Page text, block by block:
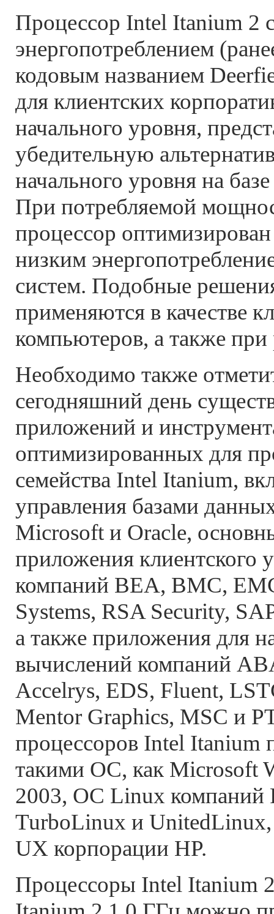
Процессор Intel Itanium 2
энергопотреблением
кодовым названием
для клиентских
начального уровня,
убедительную
начального уровня на
При потребляемой
процессор
низким
систем. Подобные
применяются в качестве
компьютеров, а также
Необходимо также
сегодняшний день
приложений и
оптимизированных для
семейства Intel Itanium,
управления базами
Microsoft и Oracle,
приложения клиентского
компаний BEA, BMC,
Systems, RSA Security,
а также приложения для
вычислений компаний
Accelrys, EDS, Fluent,
Mentor Graphics, MSC и
процессоров Intel Itanium
такими ОС, как Microsoft
2003, ОС Linux компаний
TurboLinux и
UX корпорации HP.
Процессоры Intel Itanium